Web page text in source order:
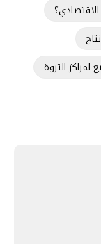
لمراكز الثروة